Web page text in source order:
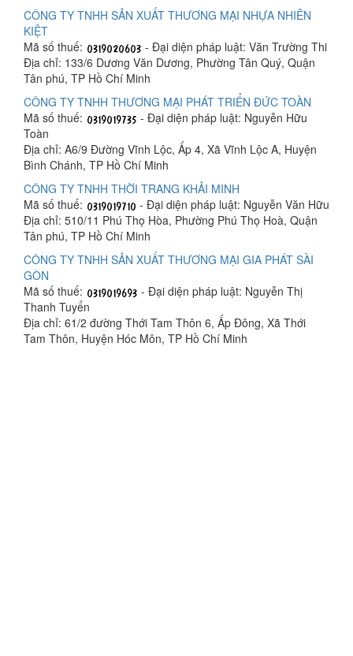
CÔNG TY TNHH SẢN XUẤT THƯƠNG MẠI NHỰA NHIÊN
KIỆT
Mã số thuế:
- Đại diện pháp luật: Văn Trường Thi
Địa chỉ: 133/6 Dương Văn Dương, Phường Tân Quý, Quận
Tân phú, TP Hồ Chí Minh
CÔNG TY TNHH THƯƠNG MẠI PHÁT TRIỂN ĐỨC TOÀN
Mã số thuế:
- Đại diện pháp luật: Nguyễn Hữu
Toàn
Địa chỉ: A6/9 Đường Vĩnh Lộc, Ấp 4, Xã Vĩnh Lộc A, Huyện
Bình Chánh, TP Hồ Chí Minh
CÔNG TY TNHH THỜI TRANG KHẢI MINH
Mã số thuế:
- Đại diện pháp luật: Nguyễn Văn Hữu
Địa chỉ: 510/11 Phú Thọ Hòa, Phường Phú Thọ Hoà, Quận
Tân phú, TP Hồ Chí Minh
CÔNG TY TNHH SẢN XUẤT THƯƠNG MẠI GIA PHÁT SÀI
GÒN
Mã số thuế:
- Đại diện pháp luật: Nguyễn Thị
Thanh Tuyển
Địa chỉ: 61/2 đường Thới Tam Thôn 6, Ấp Đông, Xã Thới
Tam Thôn, Huyện Hóc Môn, TP Hồ Chí Minh